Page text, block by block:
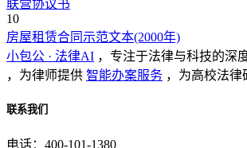
联营协议书
10
房屋租赁合同示范文本(2000年)
小包公 · 法律AI ，专注于法律与科技的深
，为律师提供 智能办案服务 ，为高校法
联系我们
电话：400-101-1380